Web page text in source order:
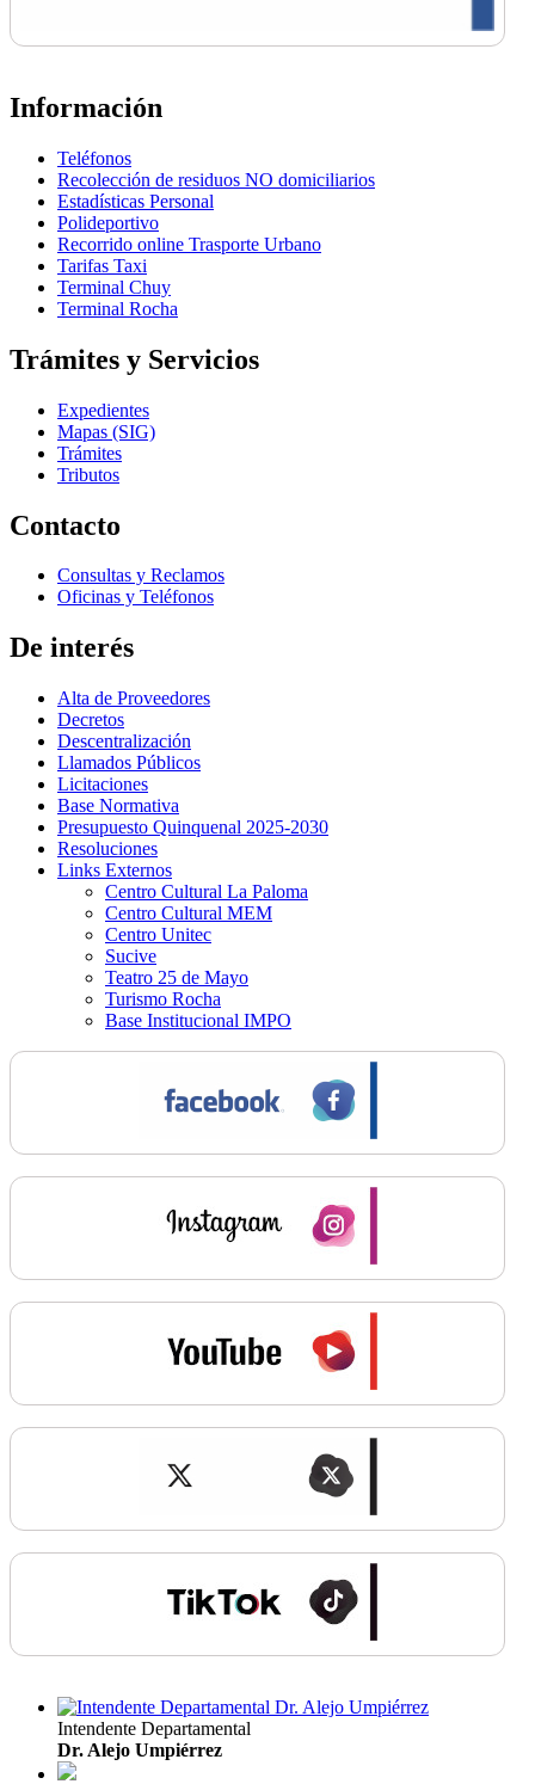
Información
Teléfonos
Recolección de residuos NO domiciliarios
Estadísticas Personal
Polideportivo
Recorrido online Trasporte Urbano
Tarifas Taxi
Terminal Chuy
Terminal Rocha
Trámites y Servicios
Expedientes
Mapas (SIG)
Trámites
Tributos
Contacto
Consultas y Reclamos
Oficinas y Teléfonos
De interés
Alta de Proveedores
Decretos
Descentralización
Llamados Públicos
Licitaciones
Base Normativa
Presupuesto Quinquenal 2025-2030
Resoluciones
Links Externos
Centro Cultural La Paloma
Centro Cultural MEM
Centro Unitec
Sucive
Teatro 25 de Mayo
Turismo Rocha
Base Institucional IMPO
Intendente Departamental
Dr. Alejo Umpiérrez